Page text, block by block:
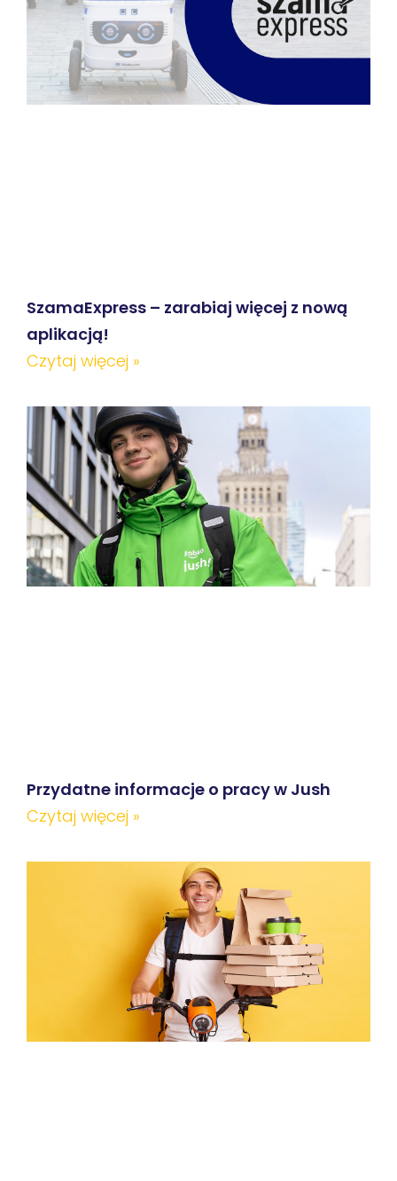
SzamaExpress – zarabiaj więcej z nową
aplikacją!
Czytaj więcej »
Przydatne informacje o pracy w Jush
Czytaj więcej »